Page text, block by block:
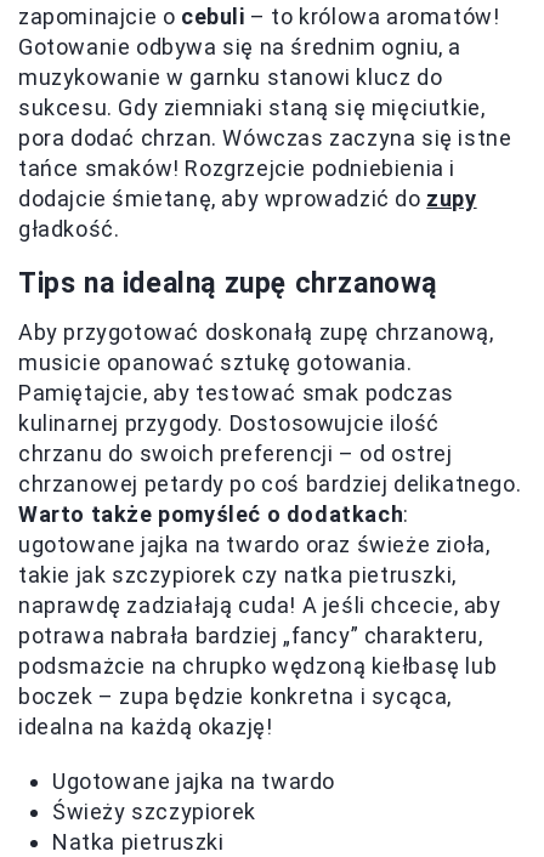
zapominajcie o cebuli – to królowa aromatów!
Gotowanie odbywa się na średnim ogniu, a
muzykowanie w garnku stanowi klucz do
sukcesu. Gdy ziemniaki staną się mięciutkie,
pora dodać chrzan. Wówczas zaczyna się istne
tańce smaków! Rozgrzejcie podniebienia i
dodajcie śmietanę, aby wprowadzić do zupy
gładkość.
Tips na idealną zupę chrzanową
Aby przygotować doskonałą zupę chrzanową,
musicie opanować sztukę gotowania.
Pamiętajcie, aby testować smak podczas
kulinarnej przygody. Dostosowujcie ilość
chrzanu do swoich preferencji – od ostrej
chrzanowej petardy po coś bardziej delikatnego.
Warto także pomyśleć o dodatkach:
ugotowane jajka na twardo oraz świeże zioła,
takie jak szczypiorek czy natka pietruszki,
naprawdę zadziałają cuda! A jeśli chcecie, aby
potrawa nabrała bardziej „fancy” charakteru,
podsmażcie na chrupko wędzoną kiełbasę lub
boczek – zupa będzie konkretna i sycąca,
idealna na każdą okazję!
Ugotowane jajka na twardo
Świeży szczypiorek
Natka pietruszki